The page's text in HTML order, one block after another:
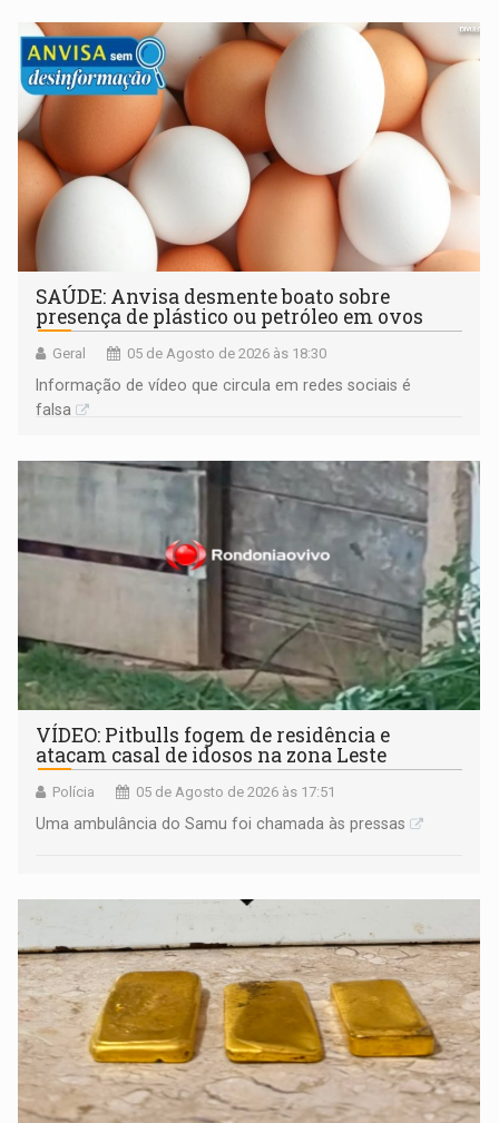
SAÚDE: Anvisa desmente boato sobre
presença de plástico ou petróleo em ovos
Geral 05 de Agosto de 2026 às 18:30
Informação de vídeo que circula em redes sociais é
falsa
VÍDEO: Pitbulls fogem de residência e
atacam casal de idosos na zona Leste
Polícia 05 de Agosto de 2026 às 17:51
Uma ambulância do Samu foi chamada às pressas